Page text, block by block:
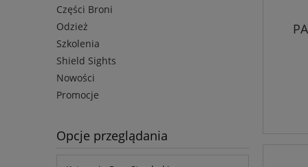
Części Broni
Odzież
Szkolenia
Shield Sights
Nowości
Promocje
Opcje przeglądania